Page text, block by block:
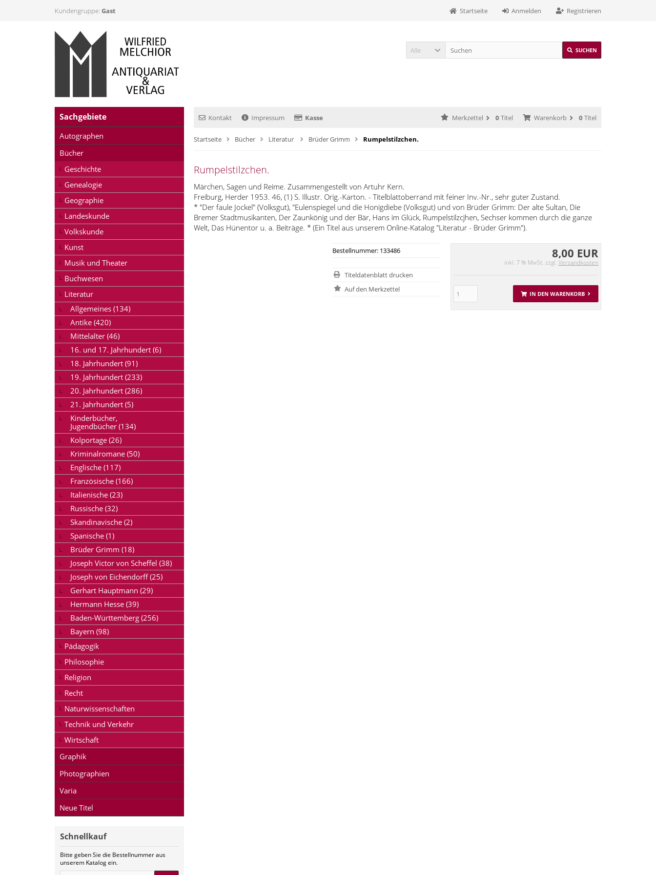
Kundengruppe: Gast Registrieren
Anmelden
Startseite
Alle SUCHEN
Kontakt Impressum Kasse Warenkorb 0 Titel
Merkzettel 0 Titel
Startseite Bücher Literatur Brüder Grimm Rumpelstilzchen.
Rumpelstilzchen.
Märchen, Sagen und Reime. Zusammengestellt von Artuhr Kern.
Freiburg, Herder 1953. 46, (1) S. Illustr. Orig.-Karton. - Titelblattoberrand mit feiner Inv.-Nr., sehr guter Zustand.
* "Der faule Jockel" (Volksgut), "Eulenspiegel und die Honigdiebe (Volksgut) und von Brüder Grimm: Der alte Sultan, Die
Bremer Stadtmusikanten, Der Zaunkönig und der Bär, Hans im Glück, Rumpelstilzcjhen, Sechser kommen durch die ganze
Welt, Das Hünentor u. a. Beiträge. * (Ein Titel aus unserem Online-Katalog "Literatur - Brüder Grimm").
8,00 EUR
inkl. 7 % MwSt. zzgl. Versandkosten
IN DEN WARENKORB
Bestellnummer: 133486
Titeldatenblatt drucken
Sachgebiete
Autographen
Bücher
Geschichte
Genealogie
Geographie
Landeskunde
Volkskunde
Kunst
Musik und Theater
Buchwesen
Literatur
Allgemeines (134)
Antike (420)
Mittelalter (46)
16. und 17. Jahrhundert (6)
18. Jahrhundert (91)
19. Jahrhundert (233)
20. Jahrhundert (286)
21. Jahrhundert (5)
Kinderbücher,
Jugendbücher (134)
Kolportage (26)
Kriminalromane (50)
Englische (117)
Französische (166)
Italienische (23)
Russische (32)
Skandinavische (2)
Spanische (1)
Brüder Grimm (18)
Joseph Victor von Scheffel (38)
Joseph von Eichendorff (25)
Gerhart Hauptmann (29)
Hermann Hesse (39)
Baden-Württemberg (256)
Bayern (98)
Pädagogik
Philosophie
Religion
Recht
Naturwissenschaften
Technik und Verkehr
Wirtschaft
Graphik
Photographien
Varia
Neue Titel
Schnellkauf
Bitte geben Sie die Bestellnummer aus
unserem Katalog ein.